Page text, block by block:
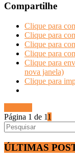
Compartilhe
Clique para
Clique para
Clique para
Clique para
Clique para
nova janela)
Clique para
Página 1 de 11
ÚLTIMAS